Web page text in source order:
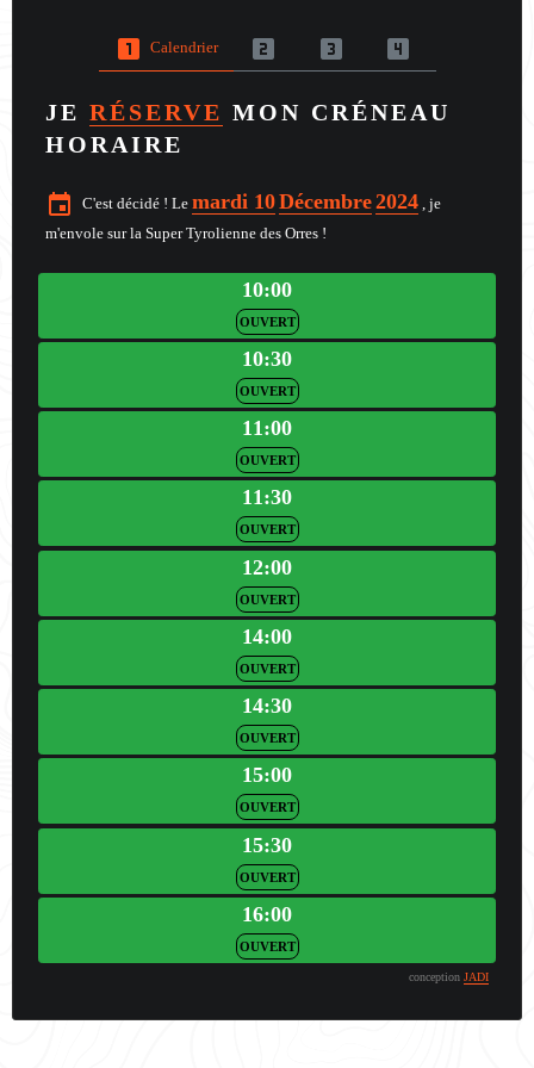
looks_one Calendrier looks_two looks_3 looks_4
JERÉSERVE MON CRÉNEAU
HORAIRE
event C'est décidé ! Le mardi 10Décembre2024, je
m'envole sur la Super Tyrolienne des Orres !
10:00
OUVERT
10:30
OUVERT
11:00
OUVERT
11:30
OUVERT
12:00
OUVERT
14:00
OUVERT
14:30
OUVERT
15:00
OUVERT
15:30
OUVERT
16:00
OUVERT
conception JADI